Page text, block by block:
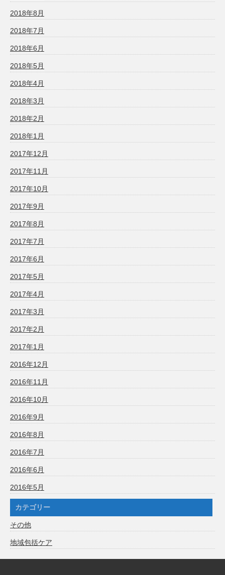
2018年8月
2018年7月
2018年6月
2018年5月
2018年4月
2018年3月
2018年2月
2018年1月
2017年12月
2017年11月
2017年10月
2017年9月
2017年8月
2017年7月
2017年6月
2017年5月
2017年4月
2017年3月
2017年2月
2017年1月
2016年12月
2016年11月
2016年10月
2016年9月
2016年8月
2016年7月
2016年6月
2016年5月
カテゴリー
その他
地域包括ケア